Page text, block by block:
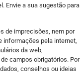
Envie a sua sugestão para
de imprecisões, nem por
informações pela internet,
da web,
campos obrigatórios. Por
conselhos ou ideias